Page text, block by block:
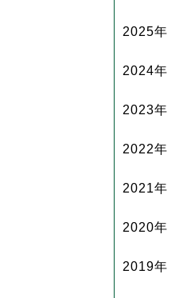
2025年
2024年
2023年
2022年
2021年
2020年
2019年